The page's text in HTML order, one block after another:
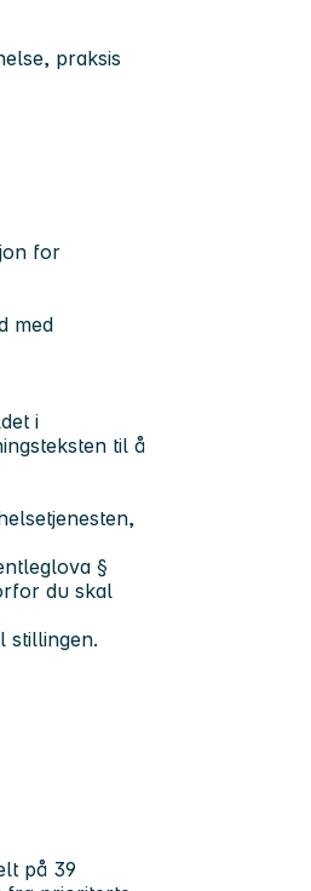
praksis
for
med
i
til å
§
du skal
stillingen.
på 39